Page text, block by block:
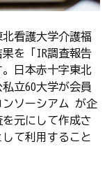
看護大学介護福
を「IR調査報告
日本赤十字東北
立60大学が会員
ンソーシアム が企
元にして作成さ
て利用すること